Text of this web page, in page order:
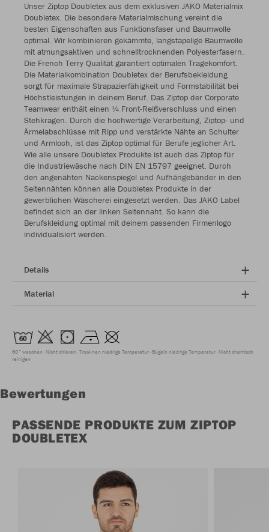
Unser Ziptop Doubletex aus dem exklusiven JAKO Materialmix
Doubletex. Die besondere Materialmischung vereint die
besten Eigenschaften aus Funktionsfaser und Baumwolle
optimal. Wir kombinieren gekämmte, langstapelige Baumwolle
mit atmungsaktiven und schnelltrocknenden Polyesterfasern.
Die French Terry Qualität garantiert optimalen Tragekomfort.
Die Materialkombination Doubletex der Berufsbekleidung
sorgt für maximale Strapazierfähigkeit und Formstabilität bei
Höchstleistungen in deinem Beruf. Das Ziptop der Corporate
Teamwear enthält einen ¼ Front-Reißverschluss und einen
Stehkragen. Durch die hochwertige Verarbeitung, Ziptop- und
Ärmelabschlüsse mit Ripp und verstärkte Nähte an Schulter
und Armloch, ist das Ziptop optimal für Berufe jeglicher Art.
Wie alle unsere Doubletex Produkte ist auch das Ziptop für
die Industriewäsche nach DIN EN 15797 geeignet. Durch
den angenähten Nackenspiegel und Aufhängebänder in den
Seitennähten können alle Doubletex Produkte in der
gewerblichen Wäscherei eingesetzt werden. Das JAKO Label
befindet sich an der linken Seitennaht. So kann die
Berufskleidung optimal mit deinem passenden Firmenlogo
individualisiert werden.
Details
Material
60° waschen Nicht chloren Trocknen niedrige Temperatur Bügeln niedrige Temperatur Nicht chemisch
reinigen
Bewertungen
PASSENDE PRODUKTE ZUM ZIPTOP
DOUBLETEX